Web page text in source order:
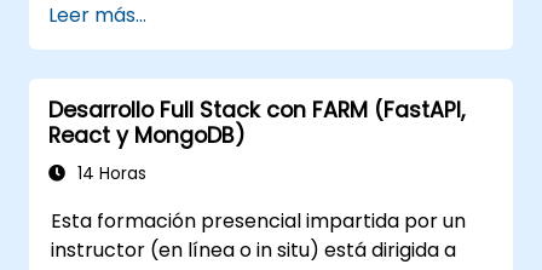
limpieza, clasificación y filtrado de datos.
Llevar a cabo operaciones de agregación
y analizar series temporales.
Visualizar datos utilizando Matplotlib y
otras bibliotecas de visualización.
Depurar y optimizar su código de análisis
Leer más...
Desarrollo Full Stack con FARM (FastAPI,
React y MongoDB)
14 Horas
Esta formación presencial impartida por un
instructor (en línea o in situ) está dirigida a